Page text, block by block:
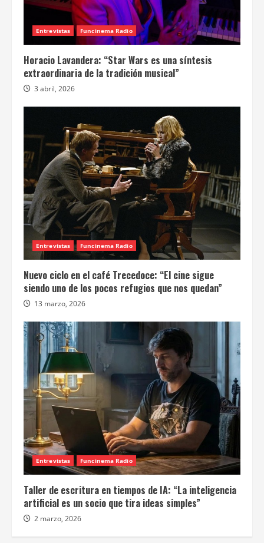
Entrevistas Funcinema Radio
Horacio Lavandera: “Star Wars es una síntesis
extraordinaria de la tradición musical”
3 abril, 2026
Entrevistas Funcinema Radio
Nuevo ciclo en el café Trecedoce: “El cine sigue
siendo uno de los pocos refugios que nos quedan”
13 marzo, 2026
Entrevistas Funcinema Radio
Taller de escritura en tiempos de IA: “La inteligencia
artificial es un socio que tira ideas simples”
2 marzo, 2026